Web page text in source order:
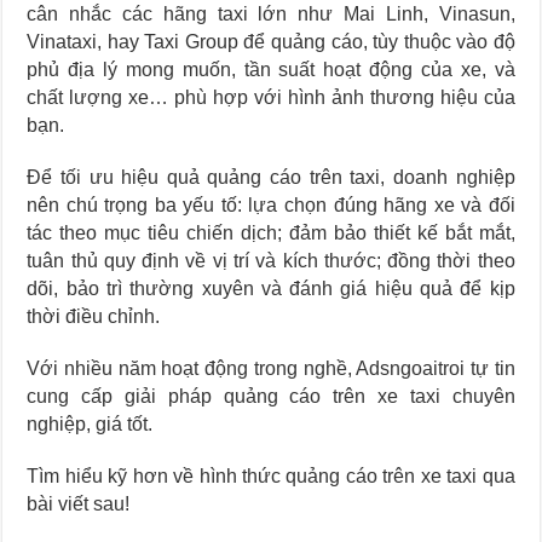
cân nhắc các hãng taxi lớn như Mai Linh, Vinasun,
Vinataxi, hay Taxi Group để quảng cáo, tùy thuộc vào độ
phủ địa lý mong muốn, tần suất hoạt động của xe, và
chất lượng xe… phù hợp với hình ảnh thương hiệu của
bạn.
Để tối ưu hiệu quả quảng cáo trên taxi, doanh nghiệp
nên chú trọng ba yếu tố: lựa chọn đúng hãng xe và đối
tác theo mục tiêu chiến dịch; đảm bảo thiết kế bắt mắt,
tuân thủ quy định về vị trí và kích thước; đồng thời theo
dõi, bảo trì thường xuyên và đánh giá hiệu quả để kịp
thời điều chỉnh.
Với nhiều năm hoạt động trong nghề, Adsngoaitroi tự tin
cung cấp giải pháp quảng cáo trên xe taxi chuyên
nghiệp, giá tốt.
Tìm hiểu kỹ hơn về hình thức quảng cáo trên xe taxi qua
bài viết sau!